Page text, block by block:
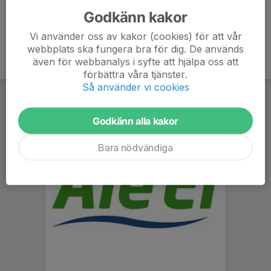
Godkänn kakor
Vi använder oss av kakor (cookies) för att vår
webbplats ska fungera bra för dig. De används
även för webbanalys i syfte att hjälpa oss att
förbättra våra tjänster.
Så använder vi cookies
Godkänn alla kakor
Bara nödvändiga